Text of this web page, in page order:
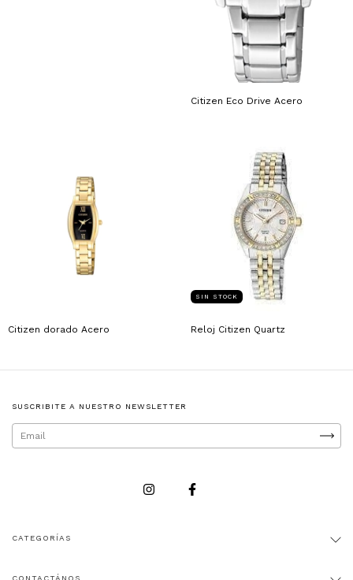
Citizen Eco Drive Acero
Citizen dorado Acero
SIN STOCK
Reloj Citizen Quartz
SUSCRIBITE A NUESTRO NEWSLETTER
CATEGORÍAS